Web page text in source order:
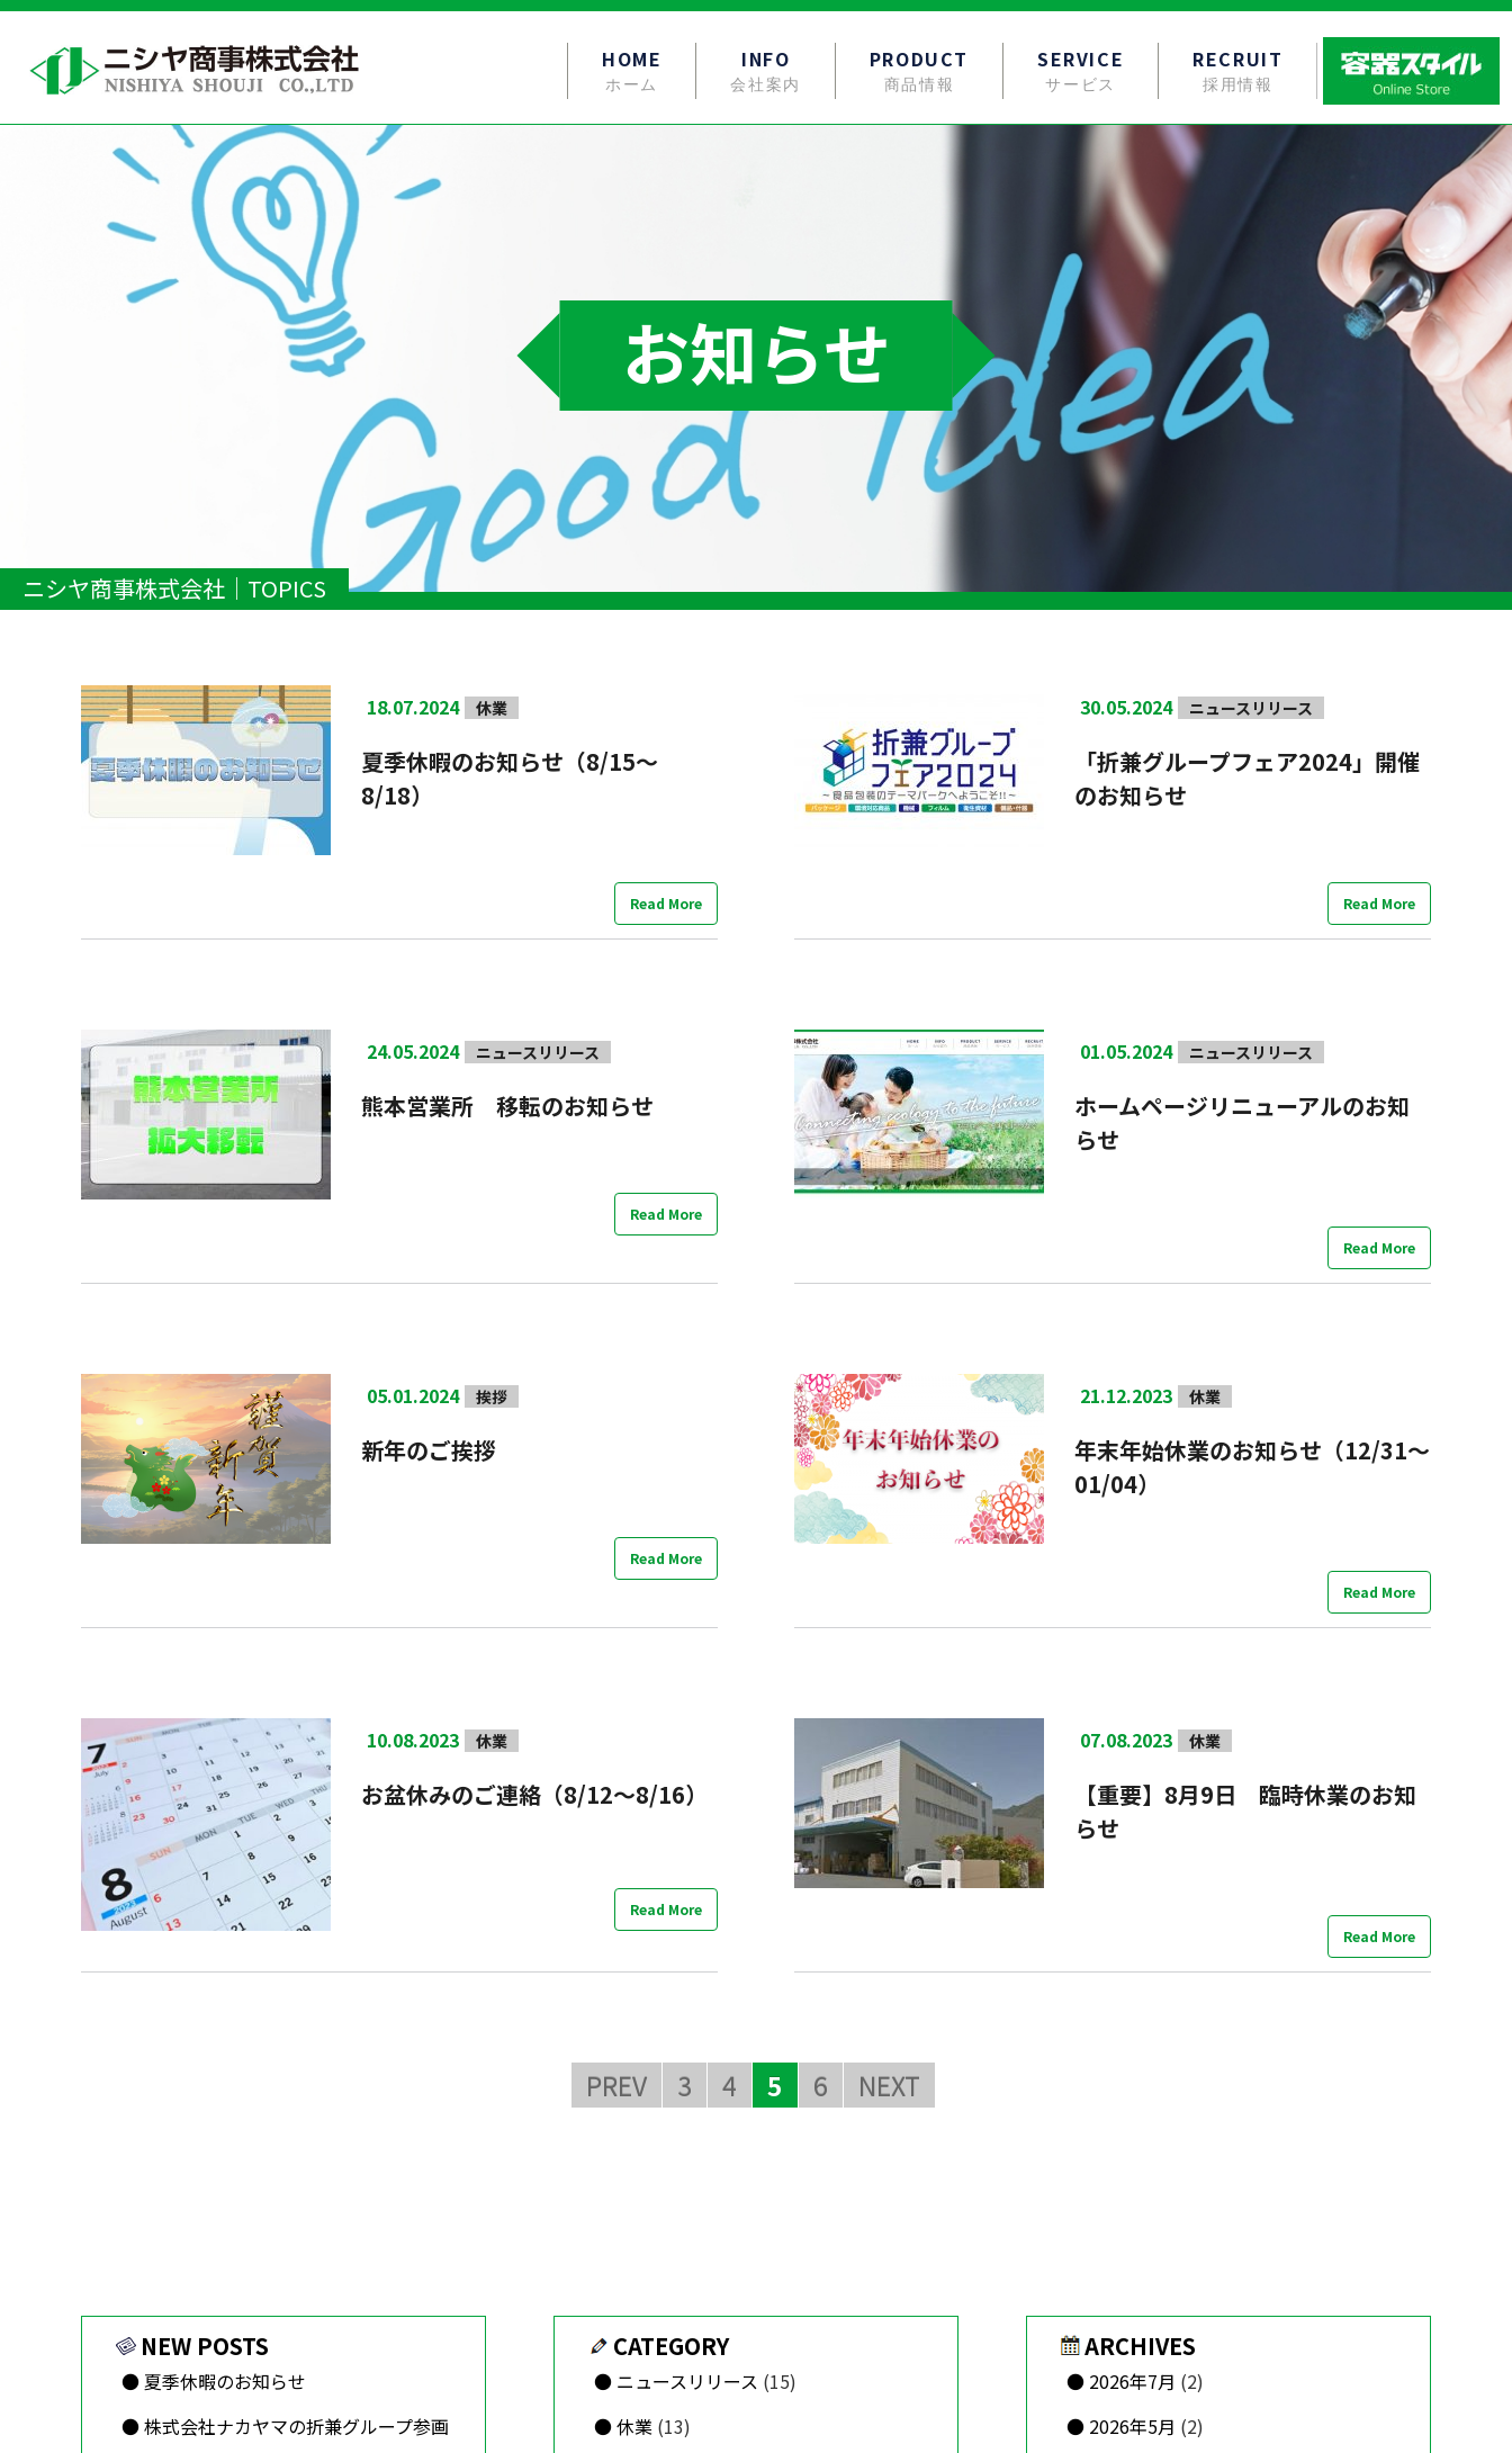
HOME
ホーム
INFO
会社案内
PRODUCT
商品情報
SERVICE
サービス
RECRUIT
採用情報
お知らせ
ニシヤ商事株式会社 TOPICS
18.07.2024 休業
夏季休暇のお知らせ（8/15～
8/18）
Read More
30.05.2024 ニュースリリース
「折兼グループフェア2024」開催
のお知らせ
Read More
24.05.2024 ニュースリリース
熊本営業所 移転のお知らせ
Read More
01.05.2024 ニュースリリース
ホームページリニューアルのお知
らせ
Read More
05.01.2024 挨拶
新年のご挨拶
Read More
21.12.2023 休業
年末年始休業のお知らせ（12/31～
01/04）
Read More
10.08.2023 休業
お盆休みのご連絡（8/12～8/16）
Read More
07.08.2023 休業
【重要】8月9日 臨時休業のお知
らせ
Read More
PREV 3 4 5 6 NEXT
NEW POSTS
夏季休暇のお知らせ
株式会社ナカヤマの折兼グループ参画
CATEGORY
ニュースリリース (15)
休業 (13)
ARCHIVES
2026年7月 (2)
2026年5月 (2)